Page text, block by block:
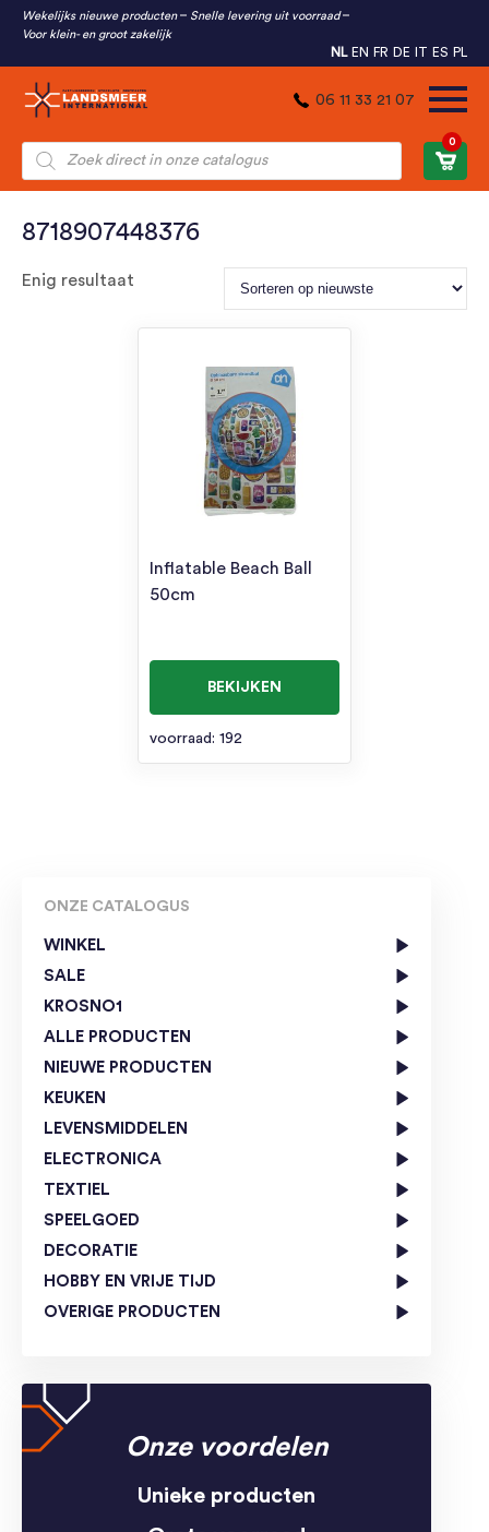
Wekelijks nieuwe producten
Snelle levering uit voorraad
Voor klein- en groot zakelijk
NL EN FR DE IT ES PL
06 11 33 21 07
Producten
zoeken
0
ONZE CATALOGUS
WINKEL
SALE
KROSNO1
ALLE PRODUCTEN
NIEUWE PRODUCTEN
KEUKEN
LEVENSMIDDELEN
ELECTRONICA
TEXTIEL
SPEELGOED
DECORATIE
HOBBY EN VRIJE TIJD
OVERIGE PRODUCTEN
Onze voordelen
Unieke producten
8718907448376
Enig resultaat
Inflatable Beach Ball
50cm
BEKIJKEN
voorraad: 192